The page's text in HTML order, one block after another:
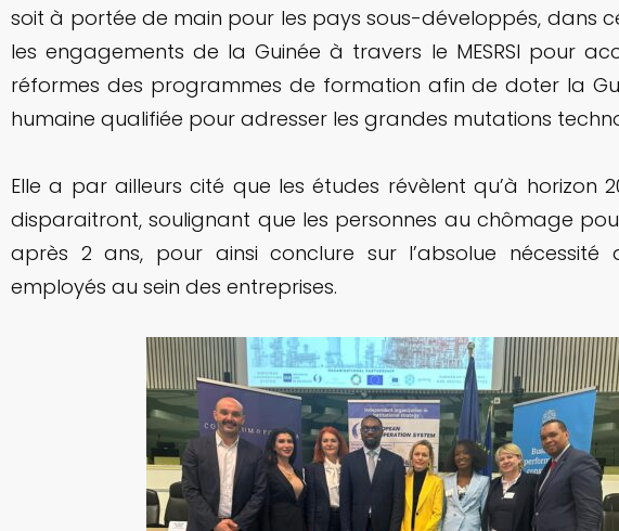
soit à portée de main pour les pays sous-développés, dans
les engagements de la Guinée à travers le MESRSI pour
réformes des programmes de formation afin de doter la
humaine qualifiée pour adresser les grandes mutations
Elle a par ailleurs cité que les études révèlent qu’à horizon
disparaitront, soulignant que les personnes au chômage
après 2 ans, pour ainsi conclure sur l’absolue nécessité
employés au sein des entreprises.